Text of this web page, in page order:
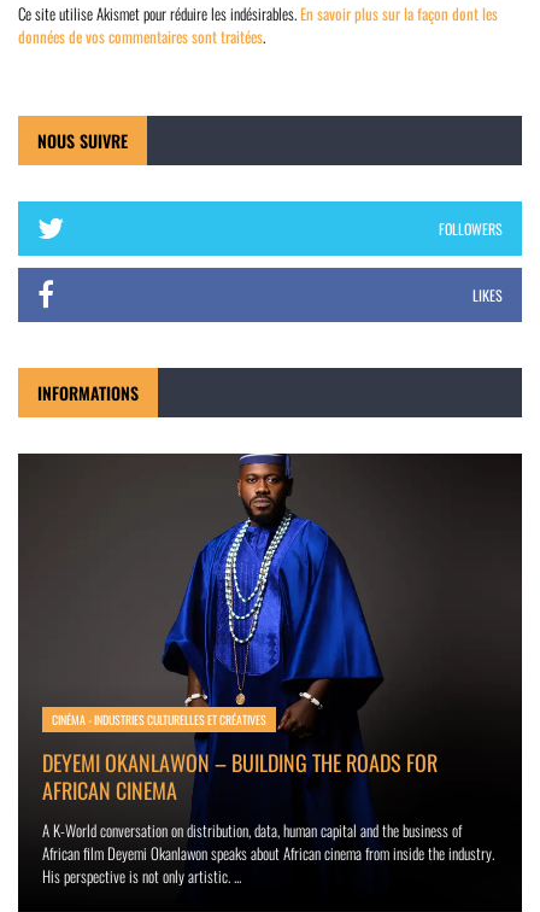
Ce site utilise Akismet pour réduire les indésirables.En savoir plus sur la façon dont les
données de vos commentaires sont traitées.
NOUS SUIVRE
FOLLOWERS
LIKES
INFORMATIONS
CINÉMA - INDUSTRIES CULTURELLES ET CRÉATIVES
DEYEMI OKANLAWON – BUILDING THE ROADS FOR
AFRICAN CINEMA
A K-World conversation on distribution, data, human capital and the business of
African film Deyemi Okanlawon speaks about African cinema from inside the industry.
His perspective is not only artistic. ...